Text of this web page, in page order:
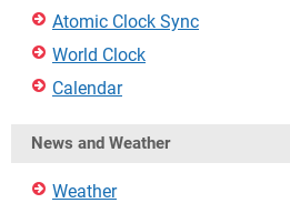
Atomic Clock Sync
World Clock
Calendar
News and Weather
Weather